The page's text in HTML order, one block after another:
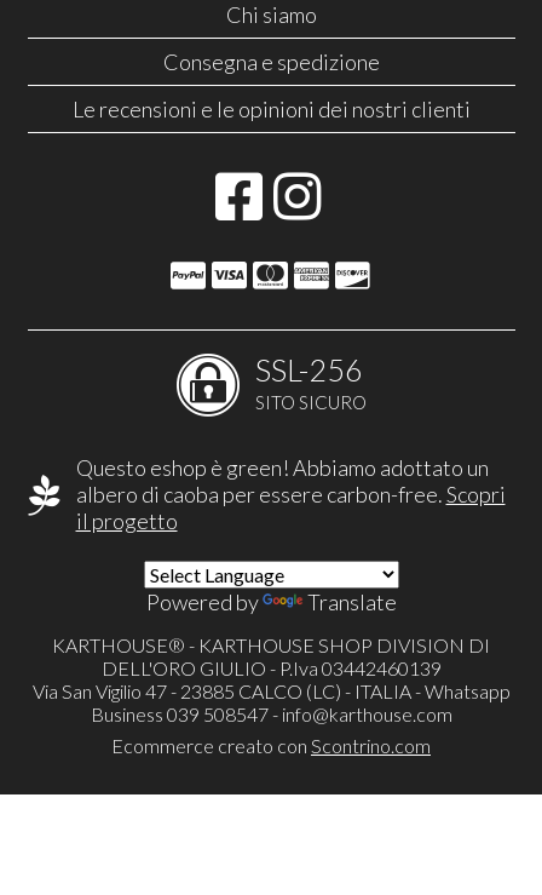
Chi siamo
Consegna e spedizione
Le recensioni e le opinioni dei nostri clienti
SSL-256
SITO SICURO
Questo eshop è green! Abbiamo adottato un
albero di caoba per essere carbon-free.Scopri
il progetto
Powered by Translate
KARTHOUSE® - KARTHOUSE SHOP DIVISION DI
DELL'ORO GIULIO - P.Iva 03442460139
Via San Vigilio 47 - 23885 CALCO (LC) - ITALIA - Whatsapp
Business 039 508547 - info@karthouse.com
Ecommerce creato con Scontrino.com